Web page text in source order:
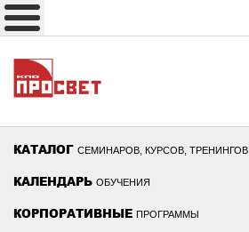
КАТАЛОГ СЕМИНАРОВ, КУРСОВ, ТРЕНИНГОВ
КАЛЕНДАРЬ ОБУЧЕНИЯ
КОРПОРАТИВНЫЕ ПРОГРАММЫ